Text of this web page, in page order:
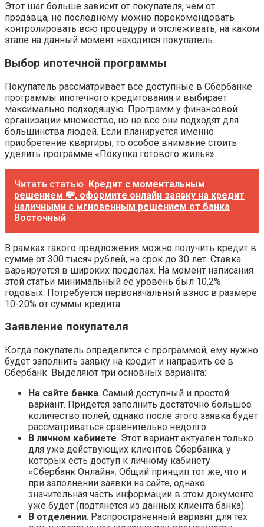
Этот шаг больше зависит от покупателя, чем от
продавца, но последнему можно порекомендовать
контролировать всю процедуру и отслеживать, на каком
этапе на данный момент находится покупатель.
Выбор ипотечной программы
Покупатель рассматривает все доступные в Сбербанке
программы ипотечного кредитования и выбирает
максимально подходящую. Программ у финансовой
организации множество, но не все они подходят для
большинства людей. Если планируется именно
приобретение квартиры, то особое внимание стоить
уделить программе «Покупка готового жилья».
Читать статью Кредит с моментальным
решением 💸, оформите онлайн заявку на кредит
наличными с мгновенным решением от банка
Восточный
В рамках такого предложения можно получить кредит в
сумме от 300 тысяч рублей, на срок до 30 лет. Ставка
варьируется в широких пределах. На момент написания
этой статьи минимальный ее уровень был 10,2%
годовых. Потребуется первоначальный взнос в размере
10-20% от суммы кредита.
Заявление покупателя
Когда покупатель определится с программой, ему нужно
будет заполнить заявку на кредит и направить ее в
Сбербанк. Выделяют три основных варианта:
На сайте банка. Самый доступный и простой
вариант. Придется заполнить достаточно большое
количество полей, однако после этого заявка будет
рассматриваться сравнительно недолго.
В личном кабинете. Этот вариант актуален только
для уже действующих клиентов Сбербанка, у
которых есть доступ к личному кабинету
«Сбербанк Онлайн». Общий принцип тот же, что и
при заполнении заявки на сайте, однако
значительная часть информации в этом документе
уже будет (подтянется из данных клиента банка).
В отделении. Распространенный вариант для тех